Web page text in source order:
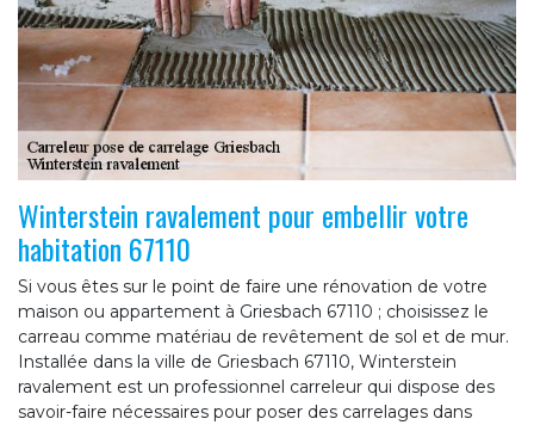
Winterstein ravalement pour embellir votre
habitation 67110
Si vous êtes sur le point de faire une rénovation de votre
maison ou appartement à Griesbach 67110 ; choisissez le
carreau comme matériau de revêtement de sol et de mur.
Installée dans la ville de Griesbach 67110, Winterstein
ravalement est un professionnel carreleur qui dispose des
savoir-faire nécessaires pour poser des carrelages dans